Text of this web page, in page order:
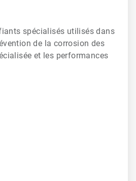
spécialisés utilisés dans
de la corrosion des
et les performances